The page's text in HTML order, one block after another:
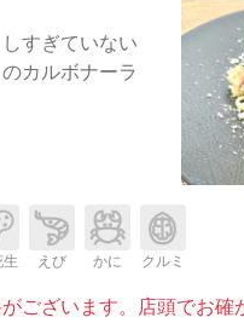
すぎていない
カルボナーラ
えび かに クルミ
ございます。店頭でお確